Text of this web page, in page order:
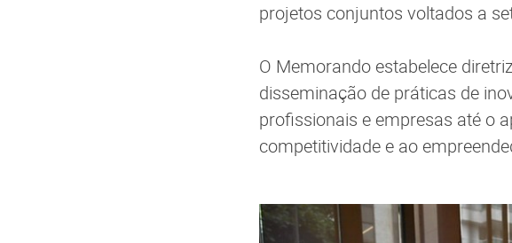
projetos conjuntos voltados a
O Memorando estabelece
disseminação de práticas de
profissionais e empresas até o
competitividade e ao